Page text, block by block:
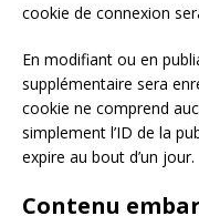
cookie de connexion
En modifiant ou en
supplémentaire sera
cookie ne comprend
simplement l’ID de la
expire au bout d’un jour.
Contenu